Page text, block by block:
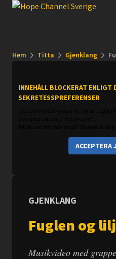
Hem Titta Gjenklang
INNEHÅLL BLOCKERAT ENLIGT
SEKRETESSPREFERENSER
ACCEPTERA
GJENKLANG
Fuglen og
Musikvideo med